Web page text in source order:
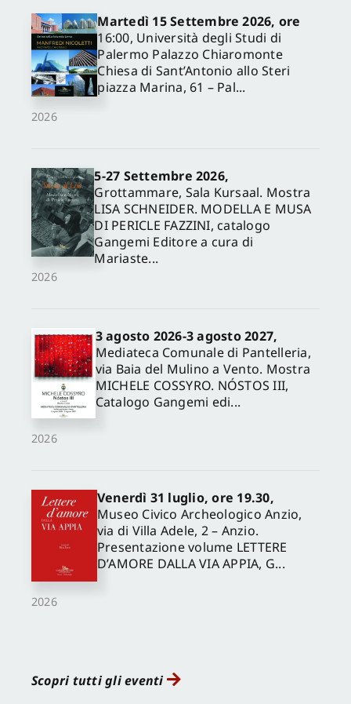
2026
Martedì 15 Settembre 2026, ore
16:00, Università degli Studi di
Palermo Palazzo Chiaromonte
Chiesa di Sant’Antonio allo Steri
piazza Marina, 61 – Pal...
2026
5-27 Settembre 2026,
Grottammare, Sala Kursaal. Mostra
LISA SCHNEIDER. MODELLA E MUSA
DI PERICLE FAZZINI, catalogo
Gangemi Editore a cura di
Mariaste...
2026
3 agosto 2026-3 agosto 2027,
Mediateca Comunale di Pantelleria,
via Baia del Mulino a Vento. Mostra
MICHELE COSSYRO. NÓSTOS III,
Catalogo Gangemi edi...
2026
Venerdì 31 luglio, ore 19.30,
Museo Civico Archeologico Anzio,
via di Villa Adele, 2 – Anzio.
Presentazione volume LETTERE
D’AMORE DALLA VIA APPIA, G...
Scopri tutti gli eventi